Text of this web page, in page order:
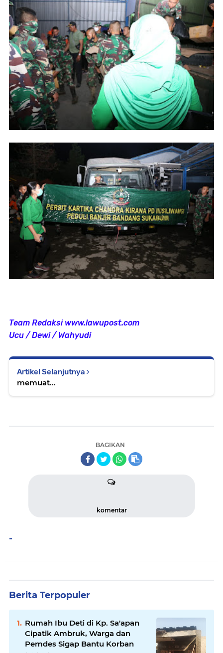
Team Redaksi www.lawupost.com
Ucu / Dewi / Wahyudi
Artikel Selanjutnya
memuat...
BAGIKAN
komentar
-
Berita Terpopuler
Rumah Ibu Deti di Kp. Sa'apan
Cipatik Ambruk, Warga dan
Pemdes Sigap Bantu Korban